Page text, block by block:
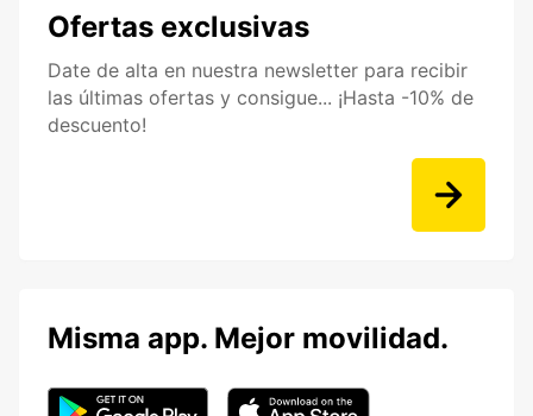
Ofertas exclusivas
Date de alta en nuestra newsletter para recibir
las últimas ofertas y consigue... ¡Hasta -10% de
descuento!
Misma app. Mejor movilidad.